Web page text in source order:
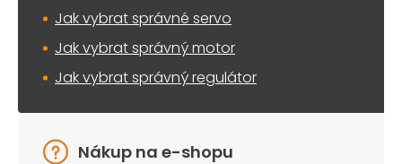
Jak vybrat správné servo
Jak vybrat správný motor
Jak vybrat správný regulátor
Nákup na e-shopu